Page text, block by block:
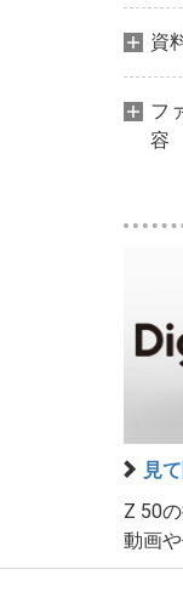
資
フ
容
見
Z 50
動画